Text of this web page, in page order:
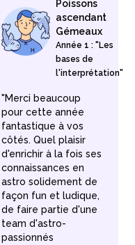
Poissons
ascendant
Gémeaux
Année 1 : "Les
bases de
l'interprétation"
"Merci beaucoup
pour cette année
fantastique à vos
côtés. Quel plaisir
d'enrichir à la fois ses
connaissances en
astro solidement de
façon fun et ludique,
de faire partie d'une
team d'astro-
passionnés